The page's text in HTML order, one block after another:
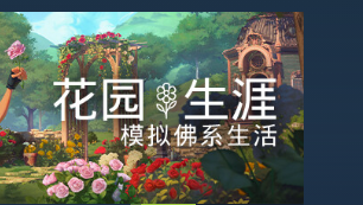
-60% $49.99$19.99
-30% $39.99$27.99